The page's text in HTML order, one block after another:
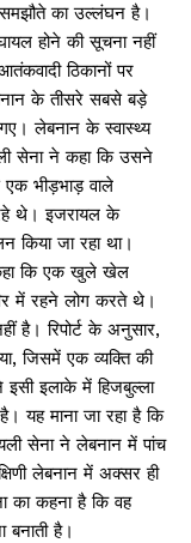
समझौते का उल्लंघन है।
होने की सूचना नहीं
ठिकानों पर
के तीसरे सबसे बड़े
लेबनान के स्वास्थ्य
सेना ने कहा कि उसने
एक भीड़भाड़ वाले
थे। इजरायल के
किया जा रहा था।
कि एक खुले खेल
में रहने लोग करते थे।
है। रिपोर्ट के अनुसार,
जिसमें एक व्यक्ति की
इलाके में हिजबुल्ला
यह माना जा रहा है कि
सेना ने लेबनान में पांच
लेबनान में अक्सर ही
का कहना है कि वह
बनाती है।